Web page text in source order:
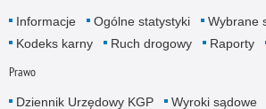
Informacje Ogólne statystyki
Wybrane
Kodeks karny
Ruch drogowy Raporty
Prawo
Dziennik Urzędowy KGP Wyroki sądowe